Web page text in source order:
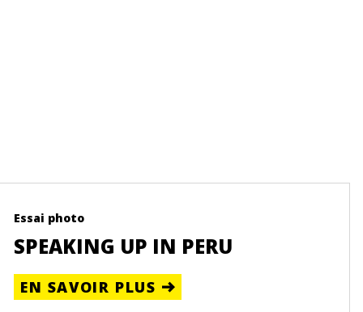
Essai photo
SPEAKING UP IN PERU
EN SAVOIR PLUS